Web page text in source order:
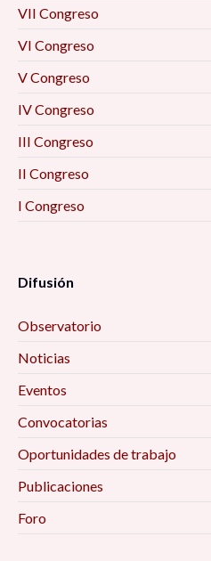
VII Congreso
VI Congreso
V Congreso
IV Congreso
III Congreso
II Congreso
I Congreso
Difusión
Observatorio
Noticias
Eventos
Convocatorias
Oportunidades de trabajo
Publicaciones
Foro